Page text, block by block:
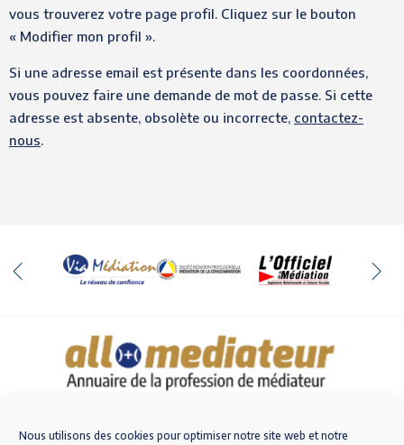
Nous utilisons des cookies pour optimiser notre site web et notre
vous trouverez votre page profil. Cliquez sur le bouton
« Modifier mon profil ».
Si une adresse email est présente dans les coordonnées,
vous pouvez faire une demande de mot de passe. Si cette
adresse est absente, obsolète ou incorrecte, contactez-
nous